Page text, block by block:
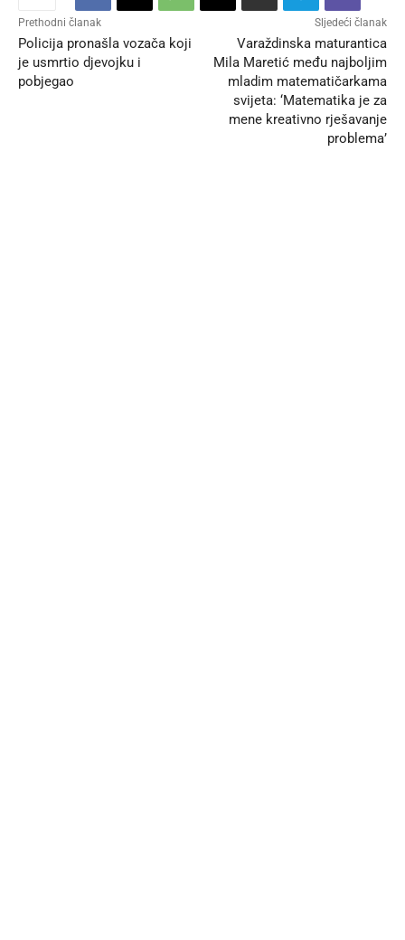
Prethodni članak
Policija pronašla vozača koji
je usmrtio djevojku i
pobjegao
Sljedeći članak
Varaždinska maturantica
Mila Maretić među najboljim
mladim matematičarkama
svijeta: ‘Matematika je za
mene kreativno rješavanje
problema’